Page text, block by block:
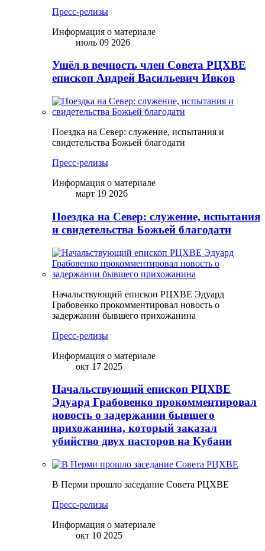
Пресс-релизы
Информация о материале
июль 09 2026
Ушёл в вечность член Совета РЦХВЕ
епископ Андрей Васильевич Ивков
Поездка на Север: служение, испытания и
свидетельства Божьей благодати
Пресс-релизы
Информация о материале
март 19 2026
Поездка на Север: служение, испытания
и свидетельства Божьей благодати
Начальствующий епископ РЦХВЕ Эдуард
Грабовенко прокомментировал новость о
задержании бывшего прихожанина
Пресс-релизы
Информация о материале
окт 17 2025
Начальствующий епископ РЦХВЕ
Эдуард Грабовенко прокомментировал
новость о задержании бывшего
прихожанина, который заказал
убийство двух пасторов на Кубани
В Перми прошло заседание Совета РЦХВЕ
Пресс-релизы
Информация о материале
окт 10 2025